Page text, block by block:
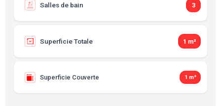
Salles de bain 3
Superficie Totale 1 m²
Superficie Couverte 1 m²